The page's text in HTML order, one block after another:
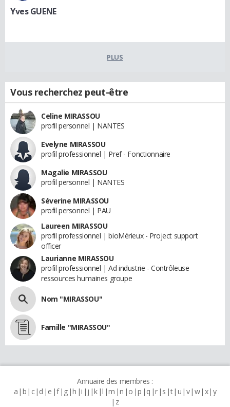
Yves GUENE
PLUS
Vous recherchez peut-être
Celine MIRASSOU
profil personnel | NANTES
Evelyne MIRASSOU
profil professionnel | Pref - Fonctionnaire
Magalie MIRASSOU
profil personnel | NANTES
Séverine MIRASSOU
profil personnel | PAU
Laureen MIRASSOU
profil professionnel | bioMérieux - Project support
officer
Laurianne MIRASSOU
profil professionnel | Ad industrie - Contrôleuse
ressources humaines groupe
Nom "MIRASSOU"
Famille "MIRASSOU"
Annuaire des membres :
a b c d e f g h i j k l m n o p q r s t u v w x y
z